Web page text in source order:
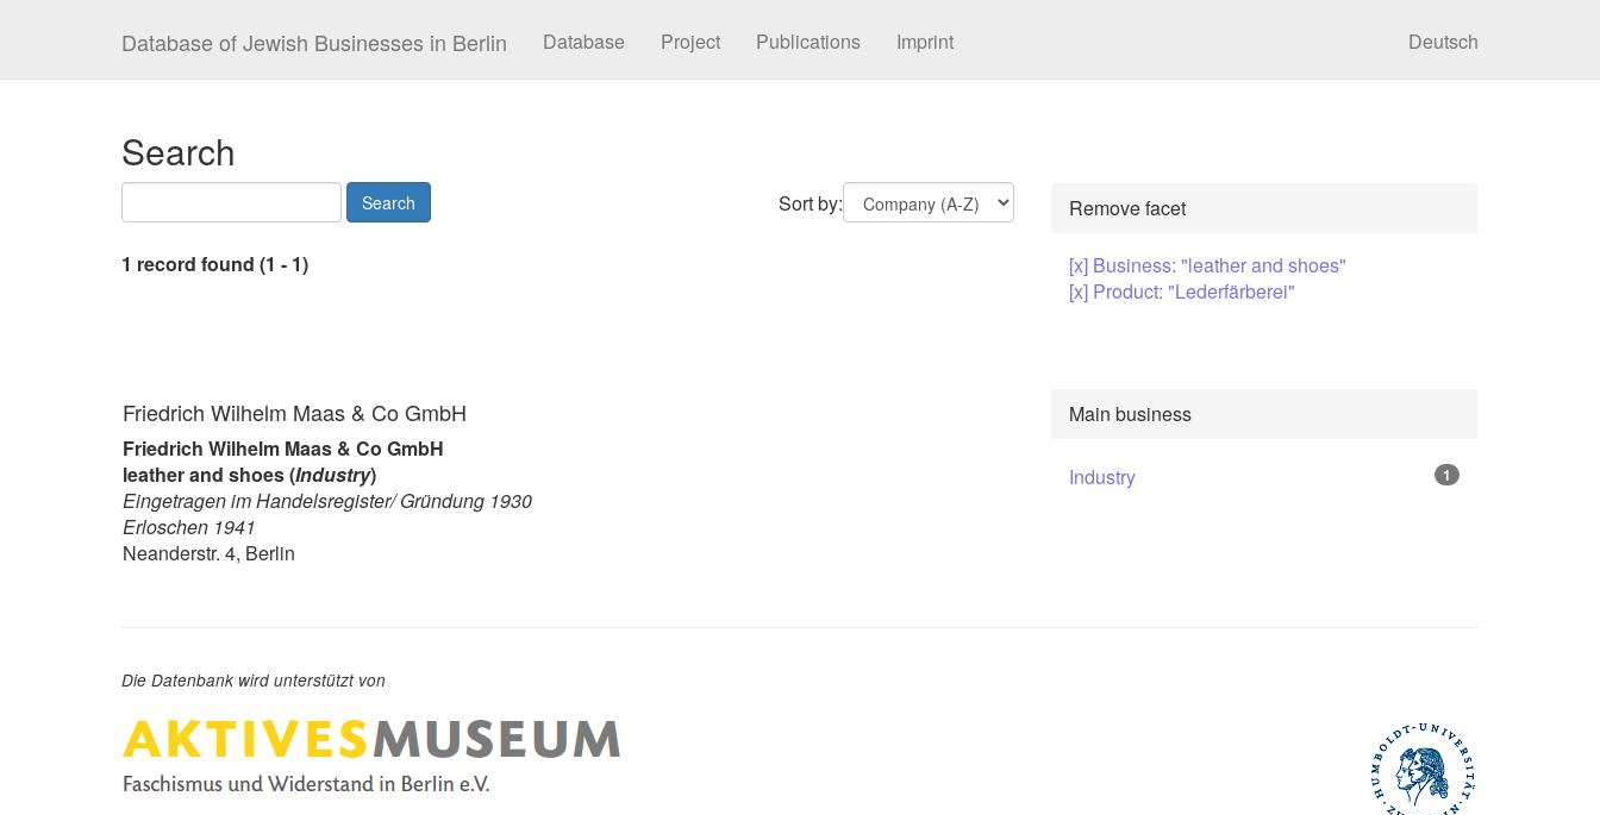
Database of Jewish Businesses in Berlin Database Project Publications Imprint Deutsch
Search
Sort by:
1 record found (1 - 1)
Remove facet
[x] Business: "leather and shoes"
[x] Product: "Lederfärberei"
Friedrich Wilhelm Maas & Co GmbH
Friedrich Wilhelm Maas & Co GmbH
leather and shoes (Industry)
Eingetragen im Handelsregister/ Gründung 1930
Erloschen 1941
Neanderstr. 4, Berlin
Main business
Industry 1
Die Datenbank wird unterstützt von